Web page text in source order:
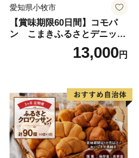
愛知県小牧市
【賞味期限60日間】コモパ
ン こまきふるさとデニッシ
ュセット（20個入り）／災害
用備蓄 保存食 非常食 防災グ
13,000円